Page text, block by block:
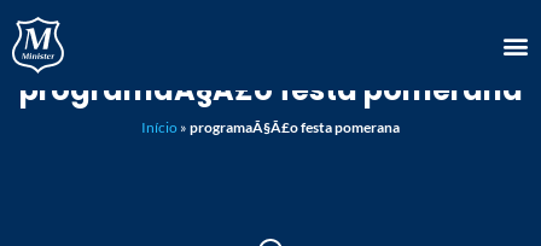
programaÃ§Ã£o festa pomerana
Início » programaÃ§Ã£o festa pomerana